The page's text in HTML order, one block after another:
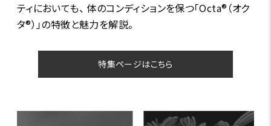
ティにおいても、 体のコンディションを保つ「Octa®（オク
タ®）」の特徴と魅力を解説。
特集ページはこちら